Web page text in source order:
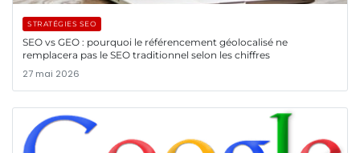
STRATÉGIES SEO
SEO vs GEO : pourquoi le référencement géolocalisé ne
remplacera pas le SEO traditionnel selon les chiffres
27 mai 2026